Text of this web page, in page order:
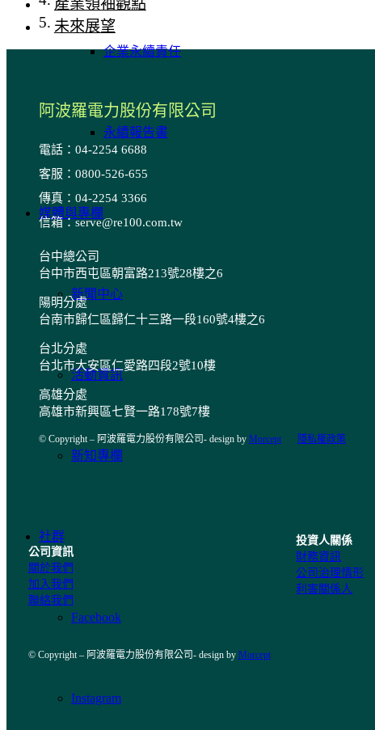
企業永續責任
永續報告書
媒體與專欄
新聞中心
活動資訊
新知專欄
社群
Facebook
Instagram
產業領袖觀點
未來展望
阿波羅電力股份有限公司
電話：04-2254 6688
客服：0800-526-655
傳真：04-2254 3366
信箱：serve@re100.com.tw
台中總公司
台中市西屯區朝富路213號28樓之6
陽明分處
台南市歸仁區歸仁十三路一段160號4樓之6
台北分處
台北市大安區仁愛路四段2號10樓
高雄分處
高雄市新興區七賢一路178號7樓
© Copyright – 阿波羅電力股份有限公司- design by Morcept 隱私權政策
公司資訊
關於我們
加入我們
聯絡我們
投資人關係
財務資訊
公司治理情形
利害關係人
© Copyright – 阿波羅電力股份有限公司- design by Morcept